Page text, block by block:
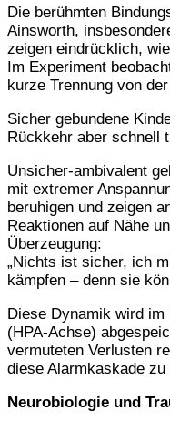
Die berühmten
Ainsworth,
zeigen eindrücklich,
Im Experiment
kurze Trennung von
Sicher gebundene
Rückkehr aber schnell
Unsicher-ambivalent
mit extremer
beruhigen und zeigen
Reaktionen auf Nähe
Überzeugung:
„Nichts ist sicher, ich
kämpfen – denn sie
Diese Dynamik wird
(HPA-Achse)
vermuteten Verlusten
diese Alarmkaskade
Neurobiologie und